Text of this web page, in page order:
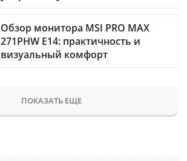
Обзор монитора MSI PRO MAX
271PHW E14: практичность и
визуальный комфорт
ПОКАЗАТЬ ЕЩЕ